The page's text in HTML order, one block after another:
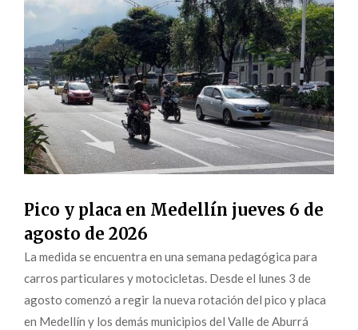
Pico y placa en Medellín jueves 6 de
agosto de 2026
La medida se encuentra en una semana pedagógica para
carros particulares y motocicletas. Desde el lunes 3 de
agosto comenzó a regir la nueva rotación del pico y placa
en Medellín y los demás municipios del Valle de Aburrá